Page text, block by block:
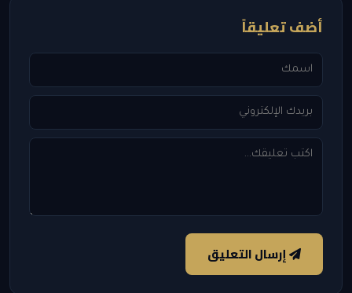
أضف تعليقاً
إرسال التعليق